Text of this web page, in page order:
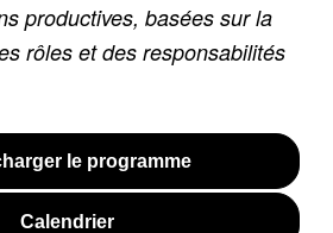
productives, basées sur la
rôles et des responsabilités
le programme
Calendrier